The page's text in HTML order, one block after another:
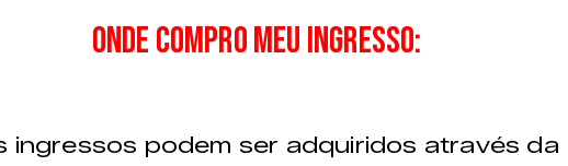
Onde compro meu ingresso:
ingressos podem ser adquiridos através da